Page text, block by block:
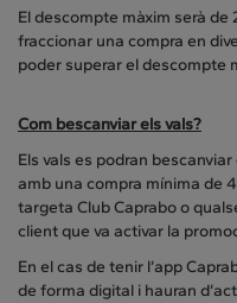
El descompte màxim serà
fraccionar una compra en
poder superar el descompte
Com bescanviar els vals?
Els vals es podran
amb una compra mínima de
targeta Club Caprabo o
client que va activar la
En el cas de tenir l’app
de forma digital i hauran